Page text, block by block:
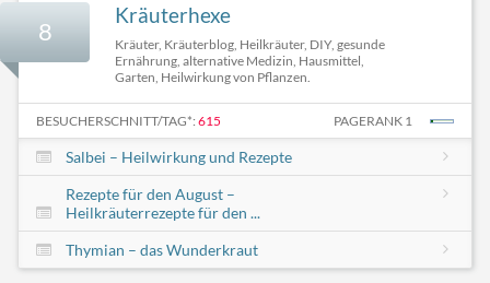
8
Kräuterhexe
Kräuter, Kräuterblog, Heilkräuter, DIY, gesunde
Ernährung, alternative Medizin, Hausmittel,
Garten, Heilwirkung von Pflanzen.
BESUCHERSCHNITT/TAG*: 615 PAGERANK 1
Salbei – Heilwirkung und Rezepte
Rezepte für den August –
Heilkräuterrezepte für den ...
Thymian – das Wunderkraut